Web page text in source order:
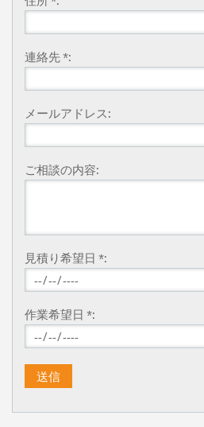
連絡先 *:
メールアドレス:
ご相談の内容:
見積り希望日 *:
作業希望日 *: